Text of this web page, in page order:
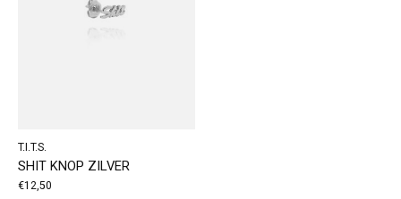
T.I.T.S.
SHIT KNOP ZILVER
€12,50